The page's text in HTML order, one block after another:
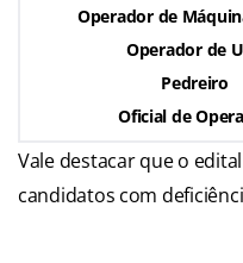
Operador de
Operador de
Pedreiro
Oficial de
Vale destacar que o
candidatos com